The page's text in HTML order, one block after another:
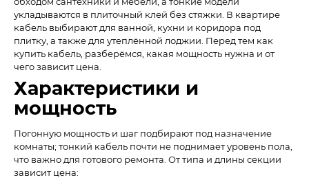
укладываются в плиточный клей без стяжки. В квартире
кабель выбирают для ванной, кухни и коридора под
плитку, а также для утеплённой лоджии. Перед тем как
купить кабель, разберёмся, какая мощность нужна и от
чего зависит цена.
Характеристики и
мощность
Погонную мощность и шаг подбирают под назначение
комнаты; тонкий кабель почти не поднимает уровень пола,
что важно для готового ремонта. От типа и длины секции
зависит цена: